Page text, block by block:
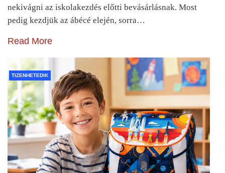
nekivágni az iskolakezdés előtti bevásárlásnak. Most
pedig kezdjük az ábécé elején, sorra…
Read More
TIZENHETEDIK